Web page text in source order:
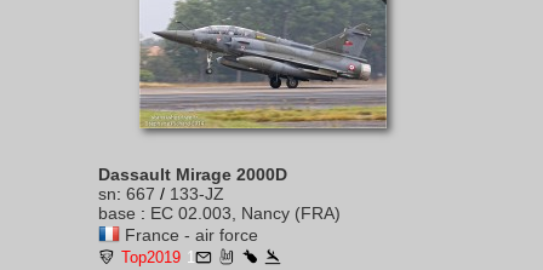
Dassault Mirage 2000D
sn: 667 / 133-JZ
base : EC 02.003, Nancy (FRA)
France - air force
Top2019 1